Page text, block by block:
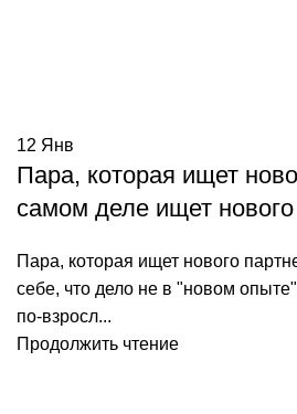
12 Янв
Пара, которая ищет
самом деле ищет
Пара, которая ищет нового
себе, что дело не в "новом
по-взросл...
Продолжить чтение